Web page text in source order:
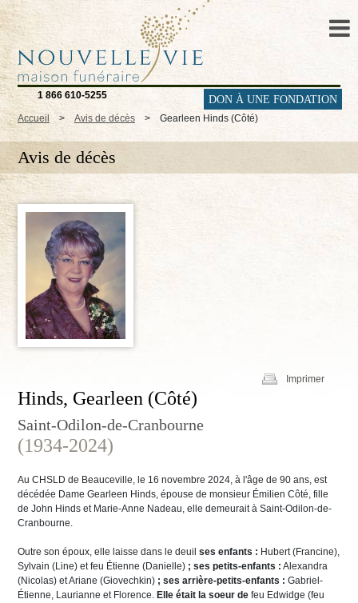
1 866 610-5255 DON À UNE FONDATION
Accueil > Avis de décès > Gearleen Hinds (Côté)
Avis de décès
Imprimer
Hinds, Gearleen (Côté)
Saint-Odilon-de-Cranbourne
(1934-2024)
Au CHSLD de Beauceville, le 16 novembre 2024, à l'âge de 90 ans, est
décédée Dame Gearleen Hinds, épouse de monsieur Émilien Côté, fille
de John Hinds et Marie-Anne Nadeau, elle demeurait à Saint-Odilon-de-
Cranbourne.
Outre son époux, elle laisse dans le deuil ses enfants : Hubert (Francine),
Sylvain (Line) et feu Étienne (Danielle) ; ses petits-enfants : Alexandra
(Nicolas) et Ariane (Giovechkin) ; ses arrière-petits-enfants : Gabriel-
Étienne, Laurianne et Florence. Elle était la soeur de feu Edwidge (feu